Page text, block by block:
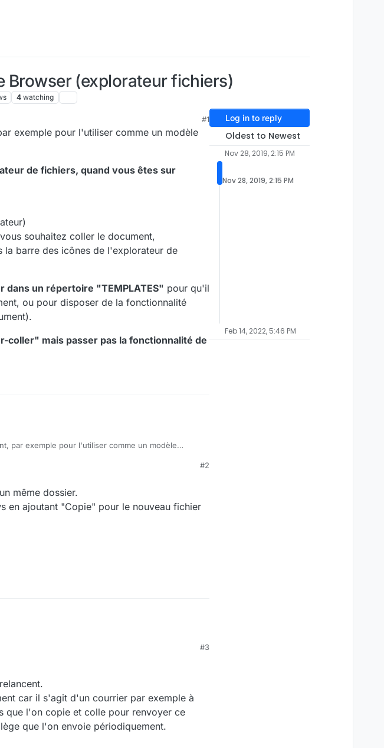
Browser (explorateur fichiers)
4 watching
#1
exemple pour l'utiliser comme un modèle
de fichiers, quand vous êtes sur
souhaitez coller le document,
la barre des icônes de l'explorateur de
dans un répertoire "TEMPLATES" pour qu'il
ou pour disposer de la fonctionnalité
coller" mais passer pas la fonctionnalité de
par exemple pour l'utiliser comme un modèle
de fichiers, quand vous êtes sur l'onglet
où vous souhaitez coller le document,
la barre des icônes de l'explorateur de fichiers)
dans un répertoire "TEMPLATES"
pour qu'il soit
ou pour disposer de la fonctionnalité "créer depuis
coller" mais passer pas la fonctionnalité de
#2
même dossier.
en ajoutant "Copie" pour le nouveau fichier
#3
car il s'agit d'un courrier par exemple à
que l'on copie et colle pour renvoyer ce
que l'on envoie périodiquement.
Log in to reply
Oldest to Newest
Nov 28, 2019, 2:15 PM
Nov 28, 2019, 2:15 PM
Feb 14, 2022, 5:46 PM